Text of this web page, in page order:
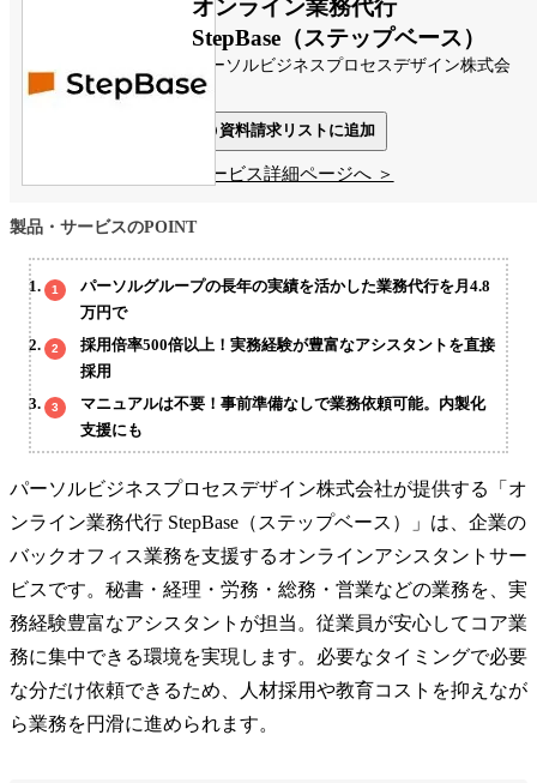
オンライン業務代行
StepBase（ステップベース）
パーソルビジネスプロセスデザイン株式会
社
資料請求リストに追加
サービス詳細ページへ ＞
製品・サービスのPOINT
パーソルグループの長年の実績を活かした業務代行を月4.8
万円で
採用倍率500倍以上！実務経験が豊富なアシスタントを直接
採用
マニュアルは不要！事前準備なしで業務依頼可能。内製化
支援にも
パーソルビジネスプロセスデザイン株式会社が提供する「オ
ンライン業務代行 StepBase（ステップベース）」は、企業の
バックオフィス業務を支援するオンラインアシスタントサー
ビスです。秘書・経理・労務・総務・営業などの業務を、実
務経験豊富なアシスタントが担当。従業員が安心してコア業
務に集中できる環境を実現します。必要なタイミングで必要
な分だけ依頼できるため、人材採用や教育コストを抑えなが
ら業務を円滑に進められます。